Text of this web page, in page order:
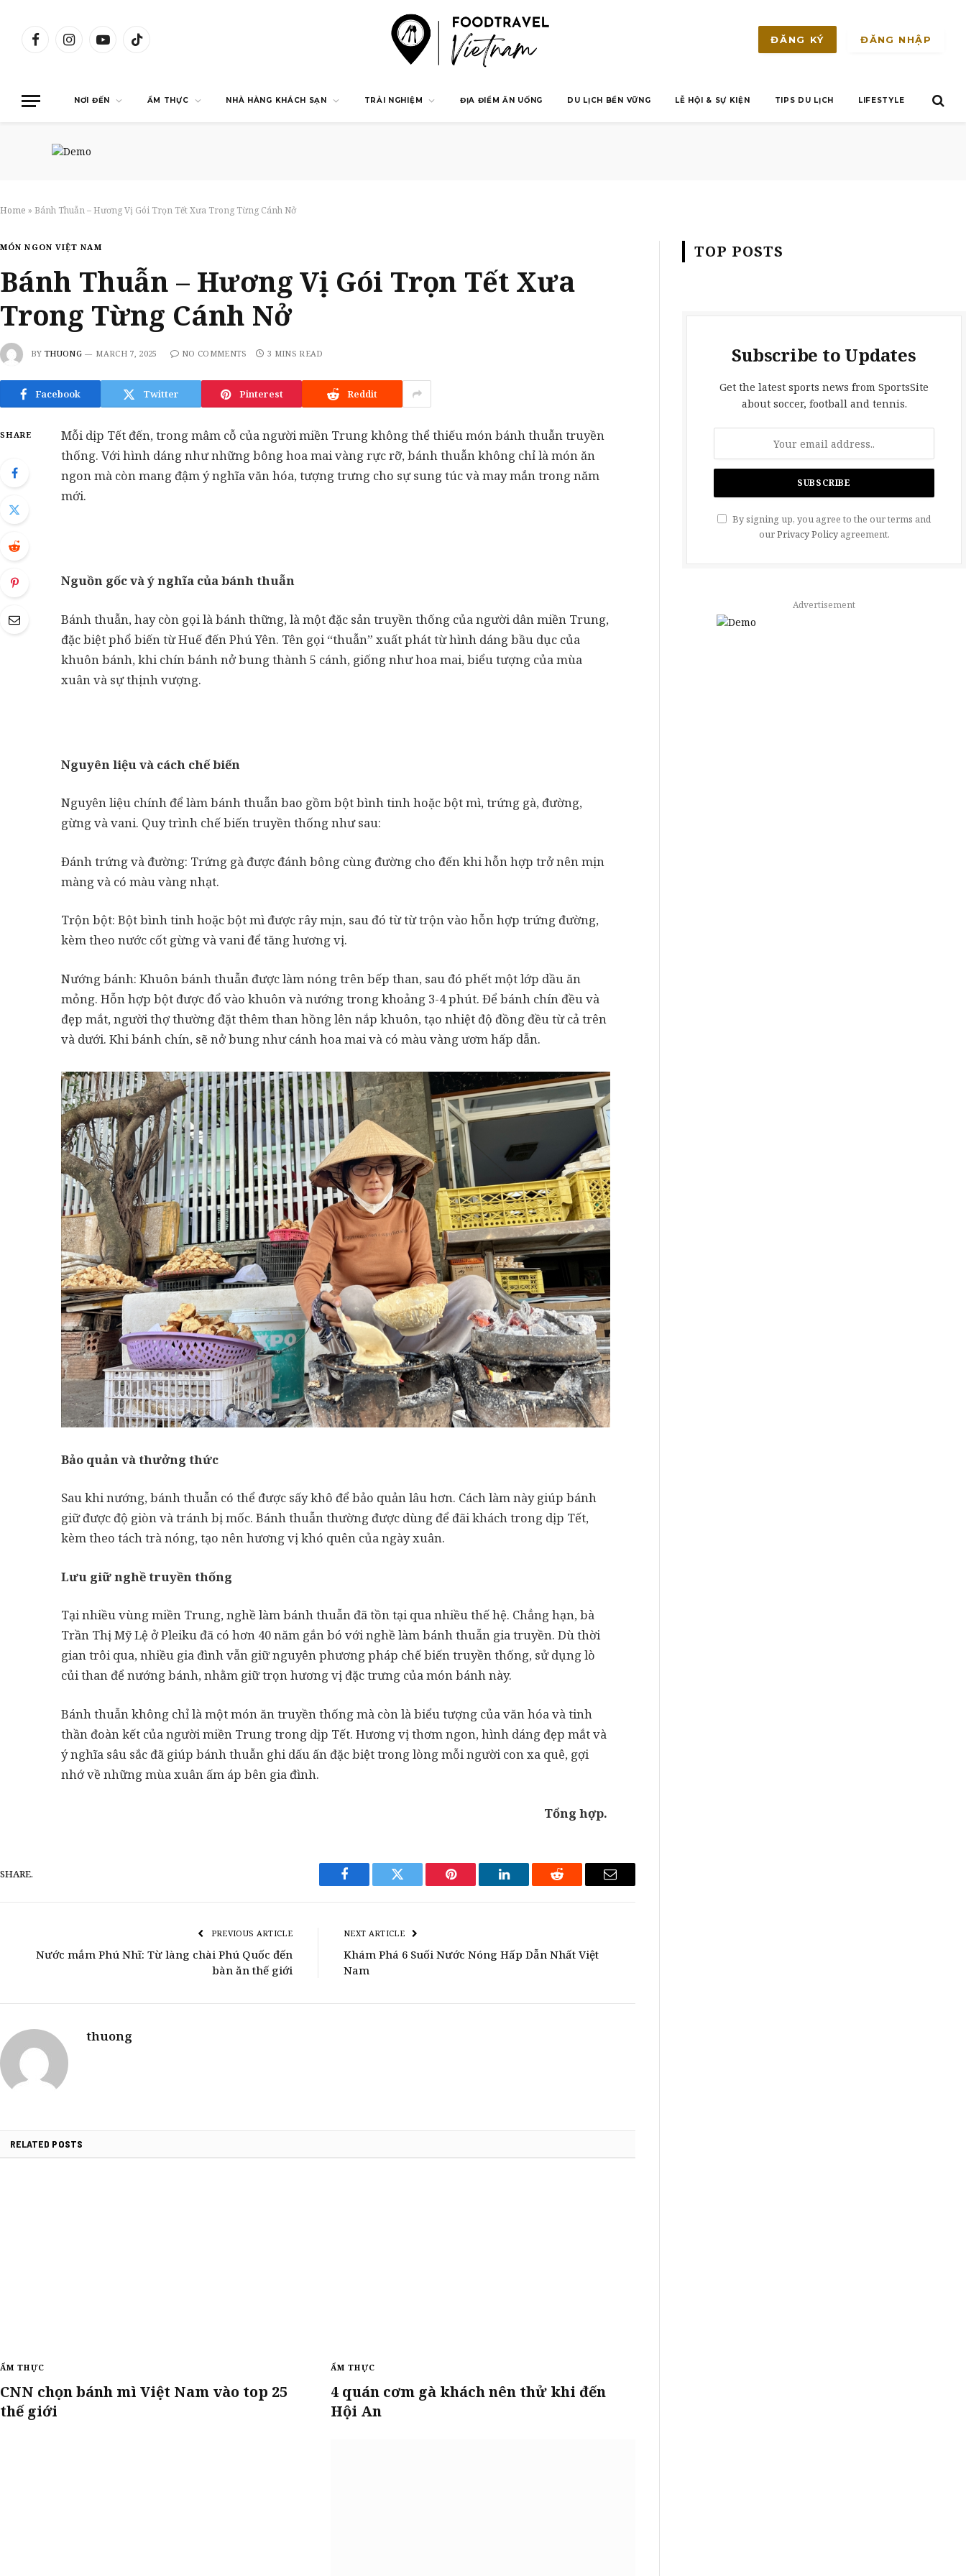
FacebookInstagramYouTubeTikTok ĐĂNG KÝ ĐĂNG NHẬP
NƠI ĐẾN ẨM THỰC NHÀ HÀNG KHÁCH SẠN TRẢI NGHIỆM ĐỊA ĐIỂM ĂN UỐNG DU LỊCH BỀN VỮNG LỄ HỘI & SỰ KIỆN TIPS DU LỊCH LIFESTYLE
Home » Bánh Thuẫn – Hương Vị Gói Trọn Tết Xưa Trong Từng Cánh Nở
MÓN NGON VIỆT NAM
Bánh Thuẫn – Hương Vị Gói Trọn Tết Xưa
Trong Từng Cánh Nở
BY THUONG MARCH 7, 2025 NO COMMENTS 3 MINS READ
Facebook Twitter Pinterest Reddit
SHARE
Mỗi dịp Tết đến, trong mâm cỗ của người miền Trung không thể thiếu món bánh thuẫn truyền
thống. Với hình dáng như những bông hoa mai vàng rực rỡ, bánh thuẫn không chỉ là món ăn
ngon mà còn mang đậm ý nghĩa văn hóa, tượng trưng cho sự sung túc và may mắn trong năm
mới.
Nguồn gốc và ý nghĩa của bánh thuẫn
Bánh thuẫn, hay còn gọi là bánh thững, là một đặc sản truyền thống của người dân miền Trung,
đặc biệt phổ biến từ Huế đến Phú Yên. Tên gọi “thuẫn” xuất phát từ hình dáng bầu dục của
khuôn bánh, khi chín bánh nở bung thành 5 cánh, giống như hoa mai, biểu tượng của mùa
xuân và sự thịnh vượng.
Nguyên liệu và cách chế biến
Nguyên liệu chính để làm bánh thuẫn bao gồm bột bình tinh hoặc bột mì, trứng gà, đường,
gừng và vani. Quy trình chế biến truyền thống như sau:
Đánh trứng và đường: Trứng gà được đánh bông cùng đường cho đến khi hỗn hợp trở nên mịn
màng và có màu vàng nhạt.
Trộn bột: Bột bình tinh hoặc bột mì được rây mịn, sau đó từ từ trộn vào hỗn hợp trứng đường,
kèm theo nước cốt gừng và vani để tăng hương vị.
Nướng bánh: Khuôn bánh thuẫn được làm nóng trên bếp than, sau đó phết một lớp dầu ăn
mỏng. Hỗn hợp bột được đổ vào khuôn và nướng trong khoảng 3-4 phút. Để bánh chín đều và
đẹp mắt, người thợ thường đặt thêm than hồng lên nắp khuôn, tạo nhiệt độ đồng đều từ cả trên
và dưới. Khi bánh chín, sẽ nở bung như cánh hoa mai và có màu vàng ươm hấp dẫn.
Bảo quản và thưởng thức
Sau khi nướng, bánh thuẫn có thể được sấy khô để bảo quản lâu hơn. Cách làm này giúp bánh
giữ được độ giòn và tránh bị mốc. Bánh thuẫn thường được dùng để đãi khách trong dịp Tết,
kèm theo tách trà nóng, tạo nên hương vị khó quên của ngày xuân.
Lưu giữ nghề truyền thống
Tại nhiều vùng miền Trung, nghề làm bánh thuẫn đã tồn tại qua nhiều thế hệ. Chẳng hạn, bà
Trần Thị Mỹ Lệ ở Pleiku đã có hơn 40 năm gắn bó với nghề làm bánh thuẫn gia truyền. Dù thời
gian trôi qua, nhiều gia đình vẫn giữ nguyên phương pháp chế biến truyền thống, sử dụng lò
củi than để nướng bánh, nhằm giữ trọn hương vị đặc trưng của món bánh này.
Bánh thuẫn không chỉ là một món ăn truyền thống mà còn là biểu tượng của văn hóa và tinh
thần đoàn kết của người miền Trung trong dịp Tết. Hương vị thơm ngon, hình dáng đẹp mắt và
ý nghĩa sâu sắc đã giúp bánh thuẫn ghi dấu ấn đặc biệt trong lòng mỗi người con xa quê, gợi
nhớ về những mùa xuân ấm áp bên gia đình.
Tổng hợp.
SHARE.
Facebook Twitter Pinterest LinkedIn Reddit Email
PREVIOUS ARTICLE
Nước mắm Phú Nhĩ: Từ làng chài Phú Quốc đến
bàn ăn thế giới
NEXT ARTICLE
Khám Phá 6 Suối Nước Nóng Hấp Dẫn Nhất Việt
Nam
thuong
RELATED POSTS
ẨM THỰC
CNN chọn bánh mì Việt Nam vào top 25
thế giới
ẨM THỰC
4 quán cơm gà khách nên thử khi đến
Hội An
TOP POSTS
Subscribe to Updates
Get the latest sports news from SportsSite
about soccer, football and tennis.
By signing up, you agree to the our terms and
ourPrivacy Policyagreement.
Advertisement